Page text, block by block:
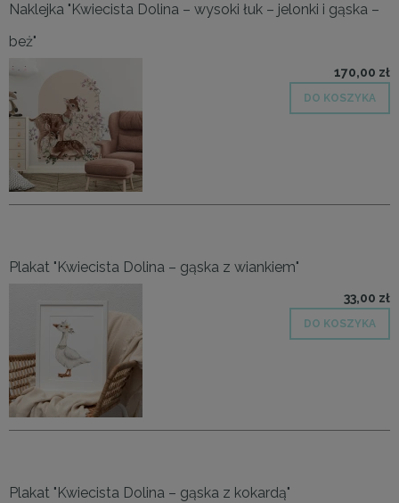
Naklejka "Kwiecista Dolina – wysoki łuk – jelonki i gąska –
beż"
170,00 zł
DO KOSZYKA
Plakat "Kwiecista Dolina – gąska z wiankiem"
33,00 zł
DO KOSZYKA
Plakat "Kwiecista Dolina – gąska z kokardą"